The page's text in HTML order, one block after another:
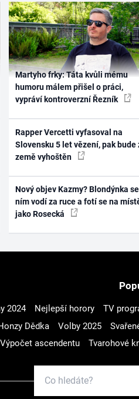
Martyho frky: Táta kvůli mému
humoru málem přišel o práci,
vypráví kontroverzní Řezník
Rapper Vercetti vyfasoval na
Slovensku 5 let vězení, pak bude
země vyhoštěn
Nový objev Kazmy? Blondýnka
ním vodí za ruce a fotí se na
jako Rosecká
2024 Nejlepší horory TV
Dědka Volby 2025
Výpočet ascendentu
Tvarohové